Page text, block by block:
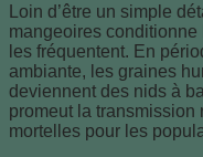
Loin d’être un simple
mangeoires
les fréquentent. En
ambiante, les graines
deviennent des nids à
promeut la
mortelles pour les